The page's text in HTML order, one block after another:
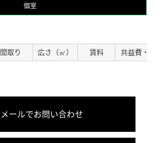
個室
間取り 広さ（㎡） 賃料 共益費・管
メールでお問い合わせ